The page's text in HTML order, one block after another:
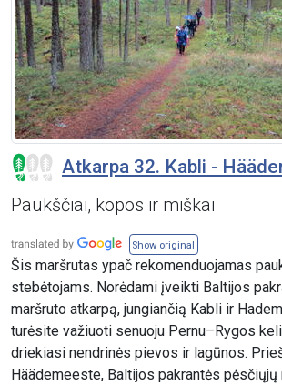
Atkarpa 32. Kabli -
Paukščiai, kopos ir miškai
Show original
Šis maršrutas ypač rekomenduojamas
stebėtojams. Norėdami įveikti Baltijos
maršruto atkarpą, jungiančią Kabli ir
turėsite važiuoti senuoju Pernu–Rygos
driekiasi nendrinės pievos ir lagūnos.
Häädemeeste, Baltijos pakrantės pėsčiųjų